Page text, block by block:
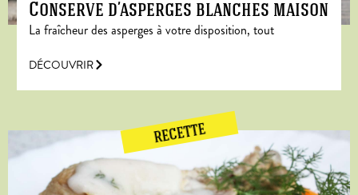
Conserve d’asperges blanches maison
La fraîcheur des asperges à votre disposition, tout
DÉCOUVRIR
RECETTE